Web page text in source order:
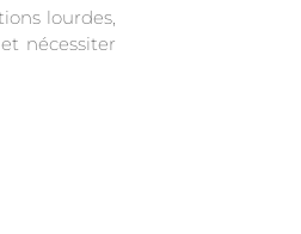
lourdes,
nécessiter